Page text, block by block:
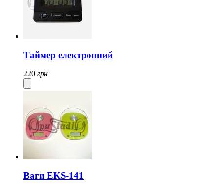
Таймер електронний
220 грн
Ваги EKS-141